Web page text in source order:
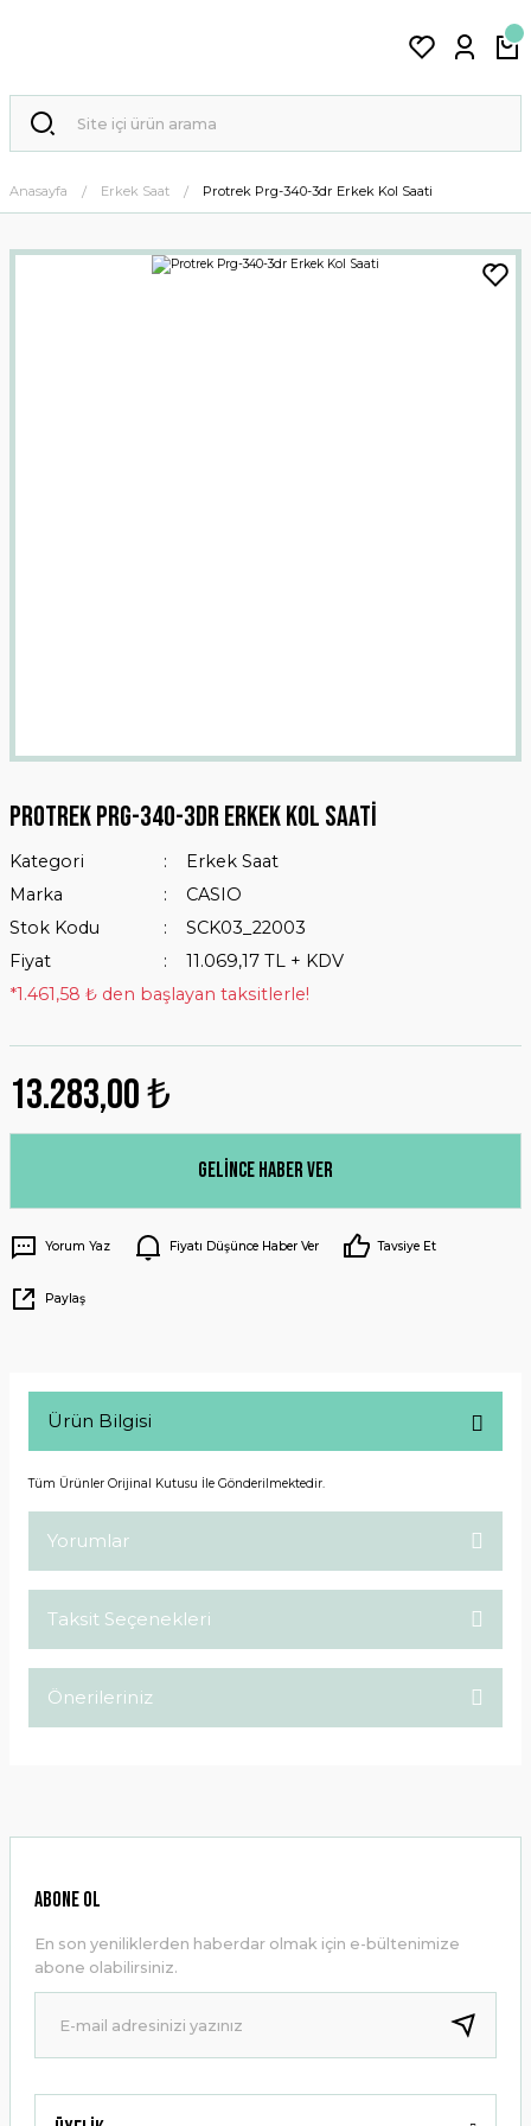
Anasayfa Erkek Saat Protrek Prg-340-3dr Erkek Kol Saati
Protrek Prg-340-3dr Erkek Kol Saati
Kategori
Erkek Saat
Marka
CASIO
Stok Kodu
SCK03_22003
Fiyat
11.069,17 TL + KDV
*1.461,58 ₺ den başlayan taksitlerle!
13.283,00 ₺
Gelince Haber Ver
Yorum Yaz Fiyatı Düşünce Haber Ver Tavsiye Et
Paylaş
Ürün Bilgisi
Tüm Ürünler Orijinal Kutusu İle Gönderilmektedir.
Yorumlar
Taksit Seçenekleri
Önerileriniz
Ürün resmi kalitesiz, bozuk veya görüntülenemiyor.
Ürün bilgilerinde hatalar bulunuyor.
Ürün fiyatı diğer sitelerden daha pahalı.
Bu ürüne benzer farklı alternatifler olmalı.
ABONE OL
En son yeniliklerden haberdar olmak için e-bültenimize
abone olabilirsiniz.